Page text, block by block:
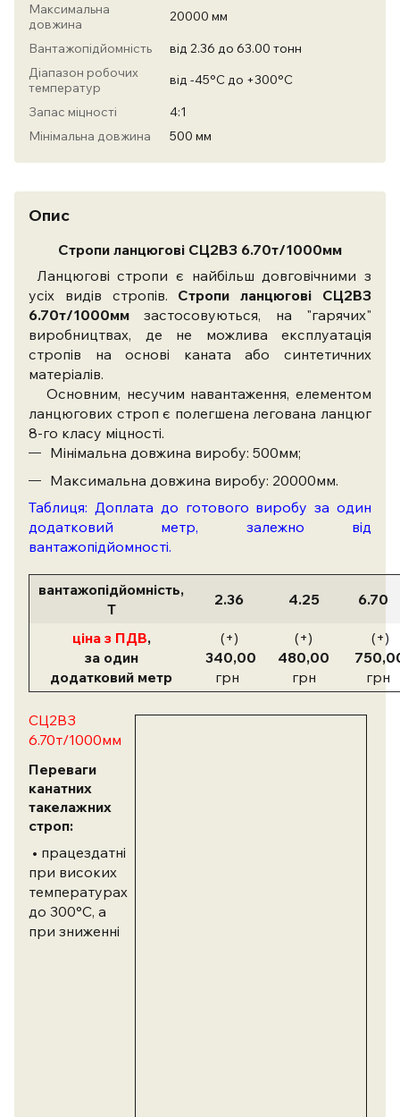
Максимальна
довжина
20000 мм
Вантажопідйомність
від 2.36 до 63.00 тонн
Діапазон робочих
температур
від -45°С до +300°С
Запас міцності
4:1
Мінімальна довжина
500 мм
Опис
Стропи ланцюгові СЦ2ВЗ 6.70т/1000мм
Ланцюгові стропи є найбільш довговічними з
усіх видів стропів. Стропи ланцюгові СЦ2ВЗ
6.70т/1000мм застосовуються, на "гарячих"
виробництвах, де не можлива експлуатація
стропів на основі каната або синтетичних
матеріалів.
Основним, несучим навантаження, елементом
ланцюгових строп є полегшена легована ланцюг
8-го класу міцності.
Мінімальна довжина виробу: 500мм;
Максимальна довжина виробу: 20000мм.
Таблиця: Доплата до готового виробу за один
додатковий метр, залежно від
вантажопідйомності.
вантажопідйомність,
Т
2.36 4.25 6.70
ціна з ПДВ,
за один
додатковий метр
(+)
340,00
грн
(+)
480,00
грн
(+)
грн
СЦ2ВЗ
6.70т/1000мм
Переваги
канатних
такелажних
строп:
• працездатні
при високих
температурах
до 300°С, а
при зниженні